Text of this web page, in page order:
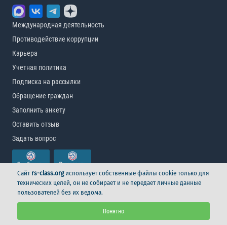
Международная деятельность
Противодействие коррупции
Карьера
Учетная политика
Подписка на рассылки
Обращение граждан
Заполнить анкету
Оставить отзыв
Задать вопрос
© Российский морской регистр судоходства, 2026
Логотип
Сайт rs-class.orgиспользует собственные файлы cookie только для
технических целей, он не собирает и не передает личные данные
пользователей без их ведома.
Понятно